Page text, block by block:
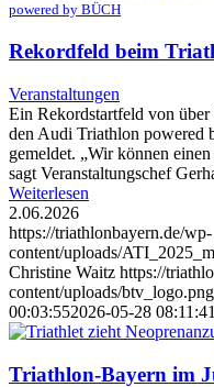
powered by BÜCH
Rekordfeld beim
Veranstaltungen
Ein Rekordstartfeld von
den Audi Triathlon powered
gemeldet. „Wir können
sagt Veranstaltungschef
Weiterlesen
2.06.2026
https://triathlonbayern.de/wp-
content/uploads/
Christine Waitz https://
content/uploads/btv_logo.png
00:03:552026-05-28 08:11:41
Triathlon-Bayern im